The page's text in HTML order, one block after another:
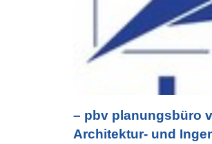
– pbv planungsbüro
Architektur- und